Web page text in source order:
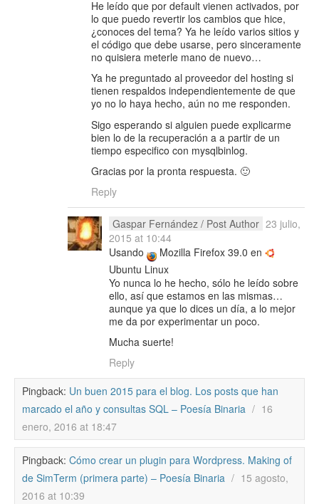
He leído que por default vienen activados, por
lo que puedo revertir los cambios que hice,
¿conoces del tema? Ya he leído varios sitios y
el código que debe usarse, pero sinceramente
no quisiera meterle mano de nuevo…
Ya he preguntado al proveedor del hosting si
tienen respaldos independientemente de que
yo no lo haya hecho, aún no me responden.
Sigo esperando si alguien puede explicarme
bien lo de la recuperación a a partir de un
tiempo especifico con mysqlbinlog.
Gracias por la pronta respuesta. 🙂
Reply
Gaspar Fernández / Post Author 23 julio,
2015 at 10:44
Usando
Mozilla Firefox 39.0 en
Ubuntu Linux
Yo nunca lo he hecho, sólo he leído sobre
ello, así que estamos en las mismas…
aunque ya que lo dices un día, a lo mejor
me da por experimentar un poco.
Mucha suerte!
Reply
Pingback: Un buen 2015 para el blog. Los posts que han
marcado el año y consultas SQL – Poesía Binaria / 16
enero, 2016 at 18:47
Pingback: Cómo crear un plugin para Wordpress. Making of
de SimTerm (primera parte) – Poesía Binaria / 15 agosto,
2016 at 10:39